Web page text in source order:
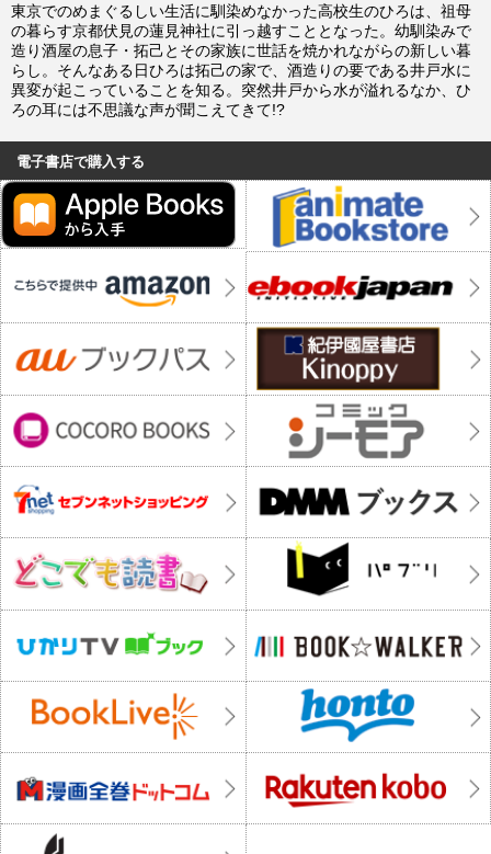
東京でのめまぐるしい生活に馴染めなかった高校生のひろは、祖母
の暮らす京都伏見の蓮見神社に引っ越すこととなった。幼馴染みで
造り酒屋の息子・拓己とその家族に世話を焼かれながらの新しい暮
らし。そんなある日ひろは拓己の家で、酒造りの要である井戸水に
異変が起こっていることを知る。突然井戸から水が溢れるなか、ひ
ろの耳には不思議な声が聞こえてきて!?
電子書店で購入する